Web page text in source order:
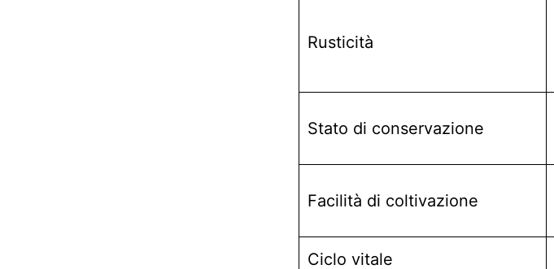
Rusticità
Stato di conservazione
Facilità di coltivazione
Ciclo vitale